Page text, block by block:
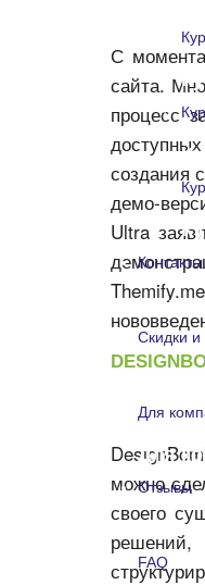
Контакты
Скидки и
Для
Для
Отзывы
FAQ
С
сайта.
процесс
создания
демо-
Ultra
можно
своего
решений,